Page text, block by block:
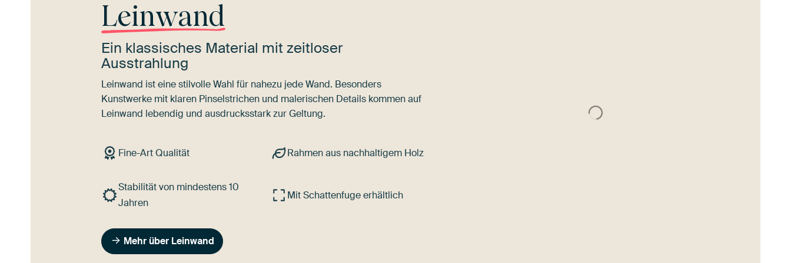
Leinwand
Ein klassisches Material mit zeitloser
Ausstrahlung
Leinwand ist eine stilvolle Wahl für nahezu jede Wand. Besonders
Kunstwerke mit klaren Pinselstrichen und malerischen Details kommen auf
Leinwand lebendig und ausdrucksstark zur Geltung.
Fine-Art Qualität Rahmen aus nachhaltigem Holz
Stabilität von mindestens 10
Jahren
Mit Schattenfuge erhältlich
Mehr über Leinwand